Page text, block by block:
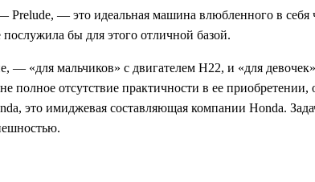
Prelude, — это идеальная машина влюбленного в
бы для этого отличной базой.
— «для мальчиков» с двигателем H22, и «для
отсутствие практичности в ее
это имиджевая составляющая компании Honda.